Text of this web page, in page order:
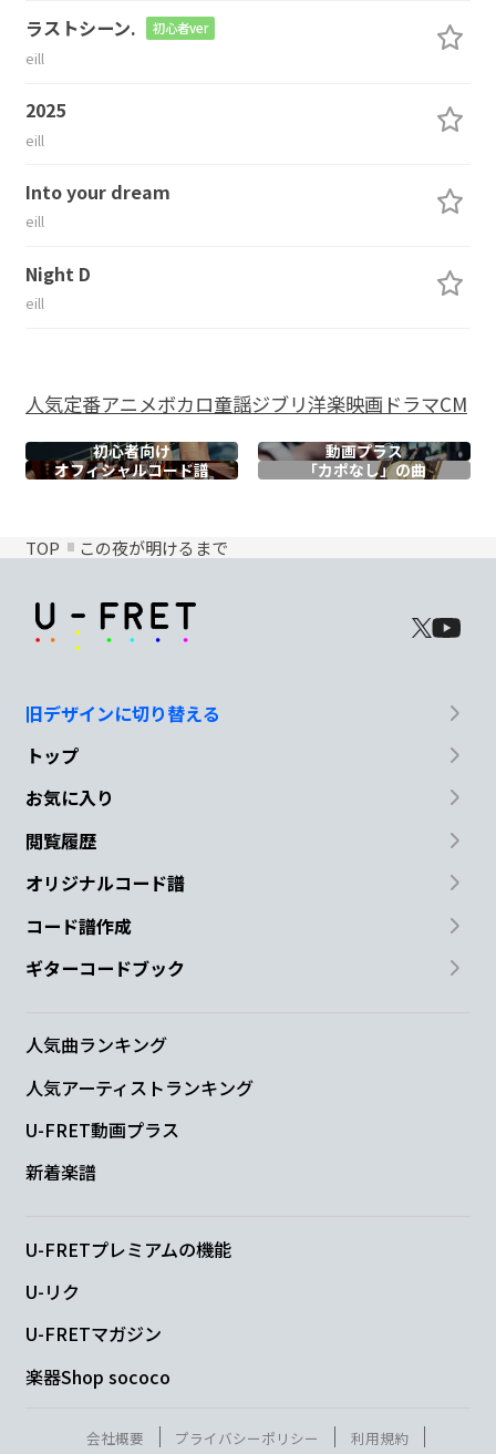
ラストシーン. 初心者ver
eill
2025
eill
Into your dream
eill
Night D
eill
人気定番アニメボカロ童謡ジブリ洋楽映画ドラマCM
初心者向け
動画プラス
オフィシャルコード譜 「カポなし」の曲
TOP この夜が明けるまで
旧デザインに切り替える
トップ
お気に入り
閲覧履歴
オリジナルコード譜
コード譜作成
ギターコードブック
人気曲ランキング
人気アーティストランキング
U-FRET動画プラス
新着楽譜
U-FRETプレミアムの機能
U-リク
U-FRETマガジン
楽器Shop sococo
会社概要 プライバシーポリシー 利用規約